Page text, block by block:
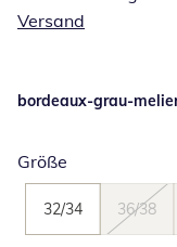
Versand
bordeaux-grau-
Größe
32/34 36/38